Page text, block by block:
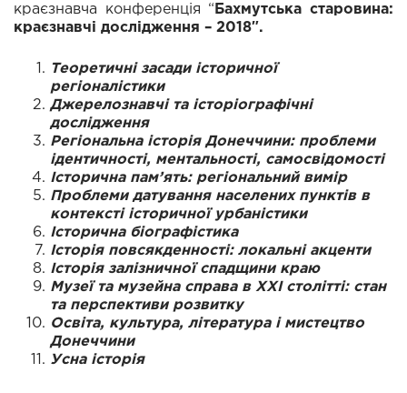
краєзнавча конференція “ Бахмутська старовина:
краєзнавчі дослідження – 2018″.
Теоретичні засади історичної
регіоналістики
Джерелознавчі та історіографічні
дослідження
Регіональна історія Донеччини: проблеми
ідентичності, ментальності, самосвідомості
Історична пам’ять: регіональний вимір
Проблеми датування населених пунктів в
контексті історичної урбаністики
Історична біографістика
Історія повсякденності: локальні акценти
Історія залізничної спадщини краю
Музеї та музейна справа в ХХІ столітті: стан
та перспективи розвитку
Освіта, культура, література і мистецтво
Донеччини
Усна історія